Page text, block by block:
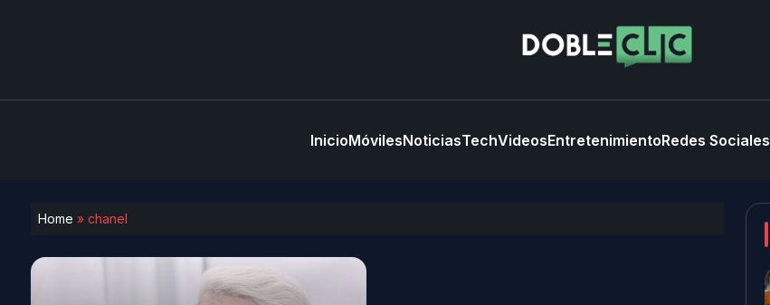
InicioMóvilesNoticiasTechVideosEntretenimientoRedes Sociales
Home » chanel